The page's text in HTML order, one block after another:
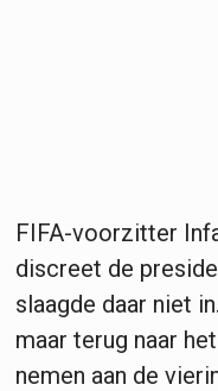
FIFA-voorzitter
discreet de
slaagde daar niet
maar terug naar
nemen aan de